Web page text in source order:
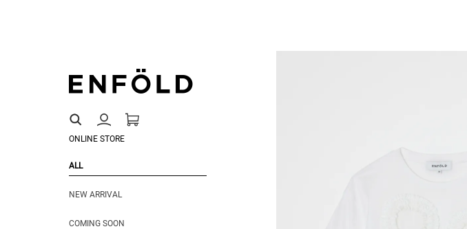
ONLINE STORE
ALL
NEW ARRIVAL
COMING SOON